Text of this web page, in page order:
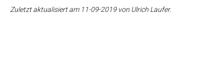
Zuletzt aktualisiert am 11-09-2019 von Ulrich Laufer.